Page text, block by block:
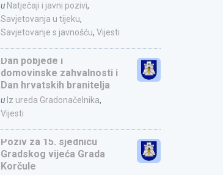
u Natječaji i javni pozivi,
Savjetovanja u tijeku,
Savjetovanje s javnošću, Vijesti
Dan pobjede i
domovinske zahvalnosti i
Dan hrvatskih branitelja
u Iz ureda Gradonačelnika,
Vijesti
Poziv za 15. sjednicu
Gradskog vijeća Grada
Korčule